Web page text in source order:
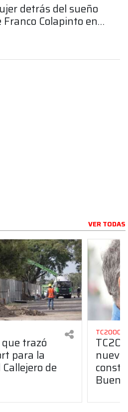
detrás del sueño
Franco Colapinto en
VER TODAS
trazó
para la
de
TC2000